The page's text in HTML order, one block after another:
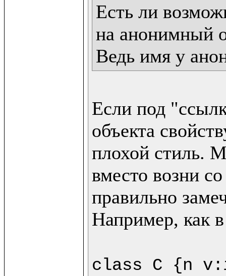
Есть ли
на анонимный
Ведь имя у
Если под
объекта
плохой стиль.
вместо возни
правильно
Например, как
class C {n